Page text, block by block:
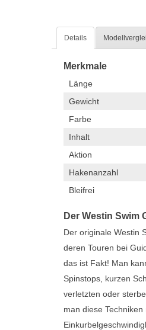
Details
Merkmale
Länge
Gewicht
Farbe
Inhalt
Aktion
Hakenanzahl
Bleifrei
Der Westin Swim
Der originale Westin
deren Touren bei
das ist Fakt! Man
Spinstops, kurzen
verletzten oder
man diese